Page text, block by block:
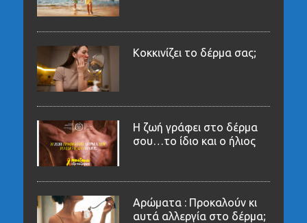
Κοκκινίζει το δέρμα σας;
Η ζωή γράφει στο δέρμα
σου…το ίδιο και ο ήλιος
Αρώματα : Προκαλούν κι
αυτά αλλεργία στο δέρμα;